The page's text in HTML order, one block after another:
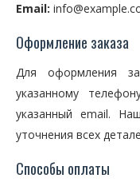
Email:
Оформление заказа
Для оформления
указанному
указанный email.
уточнения всех
Способы оплаты